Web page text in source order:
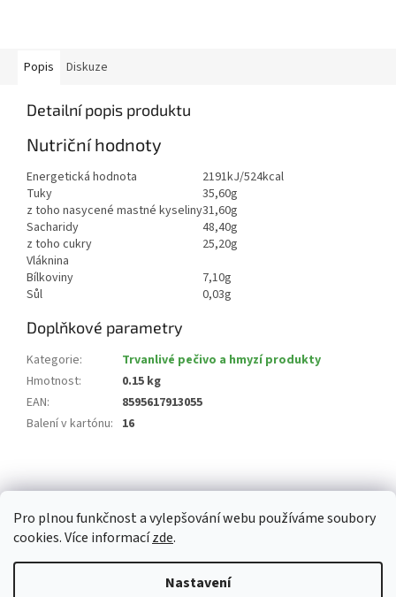
Pro plnou funkčnost a vylepšování webu používáme soubory
cookies. Více informacízde.
Nastavení
Popis Diskuze
Detailní popis produktu
Nutriční hodnoty
Energetická hodnota
2191kJ/524kcal
Tuky
35,60g
z toho nasycené mastné kyseliny31,60g
Sacharidy
48,40g
z toho cukry
25,20g
Vláknina
Bílkoviny
7,10g
Sůl
0,03g
Doplňkové parametry
Kategorie:
Trvanlivé pečivo a hmyzí produkty
Hmotnost:
0.15 kg
EAN:
8595617913055
Balení v kartónu: 16
á